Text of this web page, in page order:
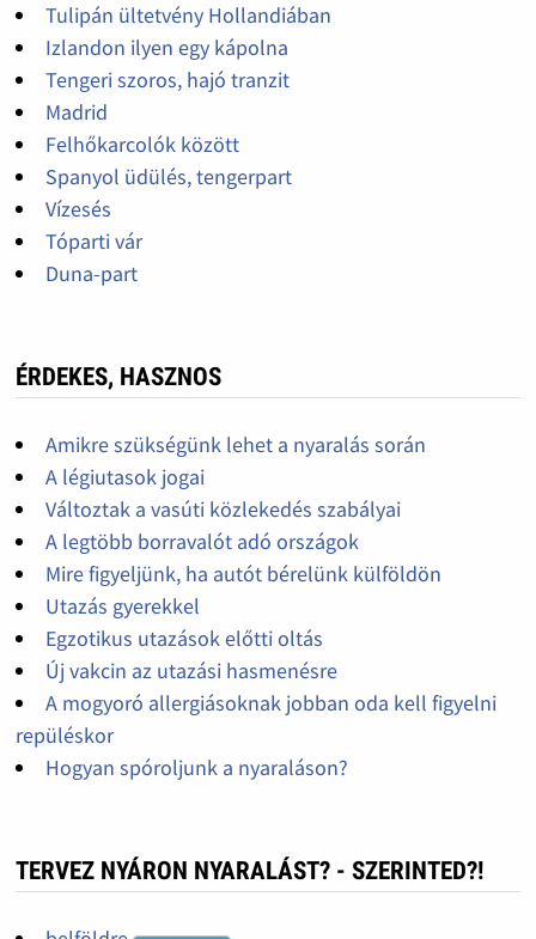
Tulipán ültetvény Hollandiában
Izlandon ilyen egy kápolna
Tengeri szoros, hajó tranzit
Madrid
Felhőkarcolók között
Spanyol üdülés, tengerpart
Vízesés
Tóparti vár
Duna-part
ÉRDEKES, HASZNOS
Amikre szükségünk lehet a nyaralás során
A légiutasok jogai
Változtak a vasúti közlekedés szabályai
A legtöbb borravalót adó országok
Mire figyeljünk, ha autót bérelünk külföldön
Utazás gyerekkel
Egzotikus utazások előtti oltás
Új vakcin az utazási hasmenésre
A mogyoró allergiásoknak jobban oda kell figyelni
repüléskor
Hogyan spóroljunk a nyaraláson?
TERVEZ NYÁRON NYARALÁST? - SZERINTED?!